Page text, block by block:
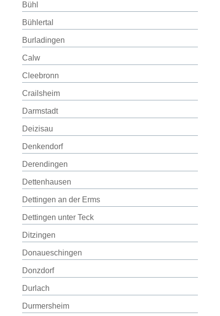
Bühl
Bühlertal
Burladingen
Calw
Cleebronn
Crailsheim
Darmstadt
Deizisau
Denkendorf
Derendingen
Dettenhausen
Dettingen an der Erms
Dettingen unter Teck
Ditzingen
Donaueschingen
Donzdorf
Durlach
Durmersheim